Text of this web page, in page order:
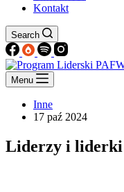
Kontakt
Search
Menu
Inne
17 paź 2024
Liderzy i liderki